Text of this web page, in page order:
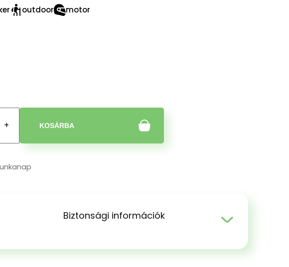
outdoor motor
KOSÁRBA
Biztonsági információk